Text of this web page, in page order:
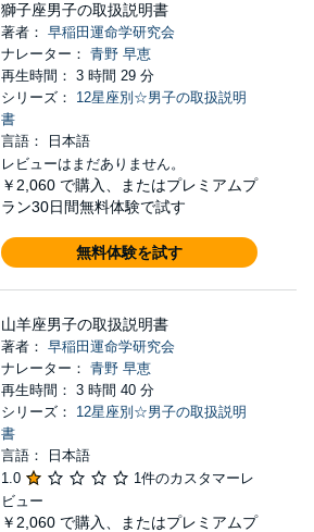
獅子座男子の取扱説明書
著者： 早稲田運命学研究会
ナレーター： 青野 早恵
再生時間： 3 時間 29 分
シリーズ： 12星座別☆男子の取扱説明
書
言語： 日本語
レビューはまだありません。
￥2,060 で購入、またはプレミアムプ
ラン30日間無料体験で試す
無料体験を試す
山羊座男子の取扱説明書
著者： 早稲田運命学研究会
ナレーター： 青野 早恵
再生時間： 3 時間 40 分
シリーズ： 12星座別☆男子の取扱説明
書
言語： 日本語
1.0
1件のカスタマーレ
ビュー
￥2,060 で購入、またはプレミアムプ